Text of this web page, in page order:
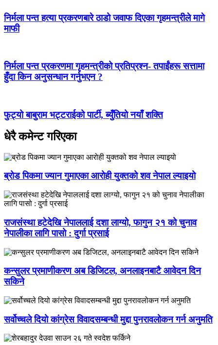
निर्मला पन्त हत्या प्रकरणबारे ठाडो जवाफ दिएका गृहमन्त्रीले मागे
माफी
निर्मला पन्त प्रकरणमा गृहमन्त्रीको प्रतिप्रश्न- तपाईंहरू सत्तामा
हुँदा किन अनुसन्धान गर्नुभएन ?
फुट्यो बाबुराम भट्टराईको पार्टी, ब्युँतियो नयाँ शक्ति
धेरै कमेन्ट गरिएका
ब्रोड पिकमा ज्यान गुमाएका आरोही युक्तको शव नेपाल ल्याइयो
राजसंस्था हटेदेखि नेपाललाई दशा लाग्यो, फागुन २१ को चुनाव
नेपालीका लागि पासो : दुर्गा प्रसाई
कन्सुलर प्रमाणीकरण अब डिजिटल, अनलाइनबाटै आवेदन दिन
सकिने
सर्वोच्चले दियो कांग्रेस विवादसम्बन्धी मुद्दा पुनरावलोकन गर्न अनुमति